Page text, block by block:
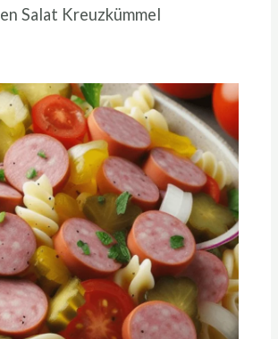
Salat Kreuzkümmel